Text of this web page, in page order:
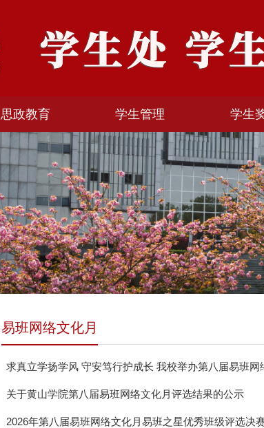
思政教育 学生管理 学生
易班网络文化月
求真立学扬学风 守安笃行护成长 我校举办第八届易班网
关于黄山学院第八届易班网络文化月评选结果的公示
2026年第八届易班网络文化月易班之星优秀班级评选决